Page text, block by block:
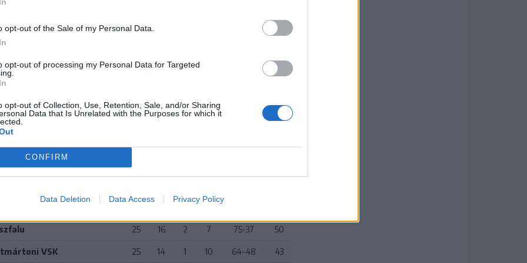
opt-out of the Sale of my Personal Data.
opt-out of processing my Personal Data for Targeted
opt-out of Collection, Use, Retention, Sale, and/or Sharing
Data that Is Unrelated with the Purposes for which it
CONFIRM
Data Deletion Data Access Privacy Policy
26., utolsó forduló programja:
Vulturii, szombaton 11 órától Búzásbesenyő–
Dicsőszentmárton–Erdőszentgyörgy. Magyaró–
0–3 (játék nélkül), Dános–Radnót 0–3 (játék nélkül).
megye, 2025–2026-os szezon
Academica
17
25 16 2 7 75-37 50
VSK 25 14 1 10 64-48 43